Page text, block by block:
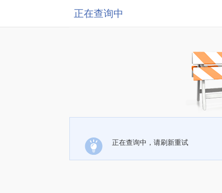
正在查询中
正在查询中，请刷新重试